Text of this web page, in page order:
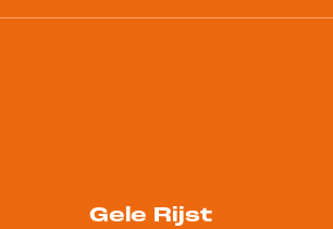
Gele Rijst